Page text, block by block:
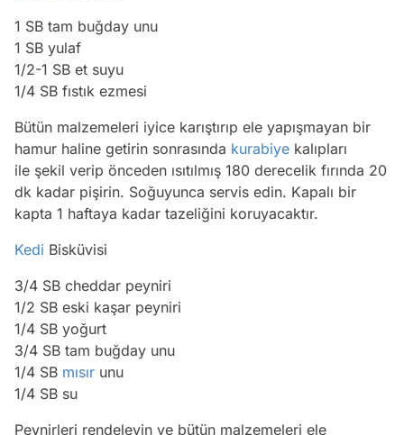
1 SB tam buğday unu
1 SB yulaf
1/2-1 SB et suyu
1/4 SB fıstık ezmesi
Bütün malzemeleri iyice karıştırıp ele yapışmayan bir
hamur haline getirin sonrasında kurabiye kalıpları
ile şekil verip önceden ısıtılmış 180 derecelik fırında 20
dk kadar pişirin. Soğuyunca servis edin. Kapalı bir
kapta 1 haftaya kadar tazeliğini koruyacaktır.
Kedi Bisküvisi
3/4 SB cheddar peyniri
1/2 SB eski kaşar peyniri
1/4 SB yoğurt
3/4 SB tam buğday unu
1/4 SB mısır unu
1/4 SB su
Peynirleri rendeleyin ve bütün malzemeleri ele